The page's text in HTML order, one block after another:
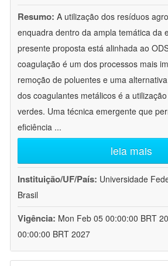
Resumo: A utilização dos resíduos
enquadra dentro da ampla temática da
presente proposta está alinhada ao
coagulação é um dos processos mais
remoção de poluentes e uma
dos coagulantes metálicos é a
verdes. Uma técnica emergente que
eficiência ...
leia mais
Instituição/UF/País: Universidade
Brasil
Vigência: Mon Feb 05 00:00:00 BRT
00:00:00 BRT 2027